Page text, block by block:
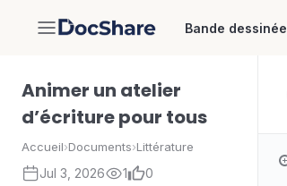
DocShare Bande dessinée
Animer un atelier
d’écriture pour tous
Accueil›Documents›Littérature
Jul 3, 2026 1 0